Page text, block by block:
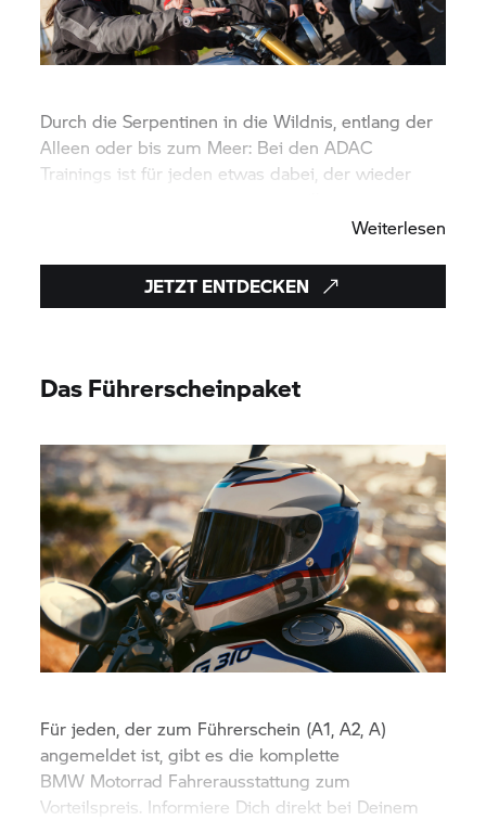
Durch die Serpentinen in die Wildnis, entlang der
Alleen oder bis zum Meer: Bei den ADAC
Trainings ist für jeden etwas dabei, der wieder
Weiterlesen
JETZT ENTDECKEN
Das Führerscheinpaket
Für jeden, der zum Führerschein (A1, A2, A)
angemeldet ist, gibt es die komplette
BMW Motorrad Fahrerausstattung zum
Vorteilspreis. Informiere Dich direkt bei Deinem